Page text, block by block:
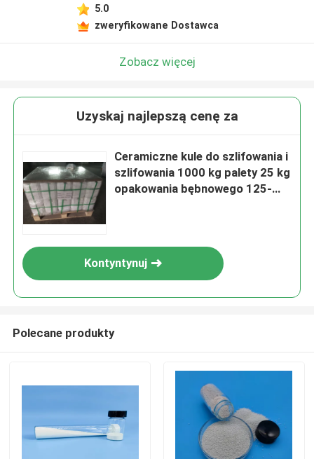
5.0
zweryfikowane Dostawca
Zobacz więcej
Uzyskaj najlepszą cenę za
Ceramiczne kule do szlifowania i
szlifowania 1000 kg palety 25 kg
opakowania bębnowego 125-
Kontyntynuj
Polecane produkty